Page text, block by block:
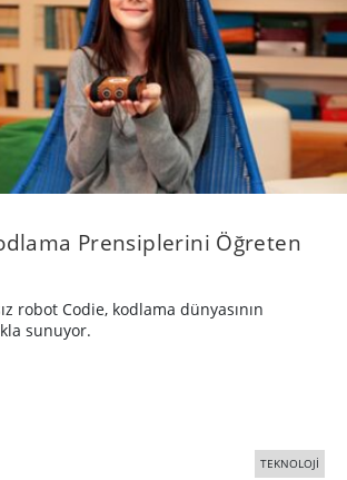
Prensiplerini Öğreten
robot Codie, kodlama dünyasının
sunuyor.
TEKNOLOJİ